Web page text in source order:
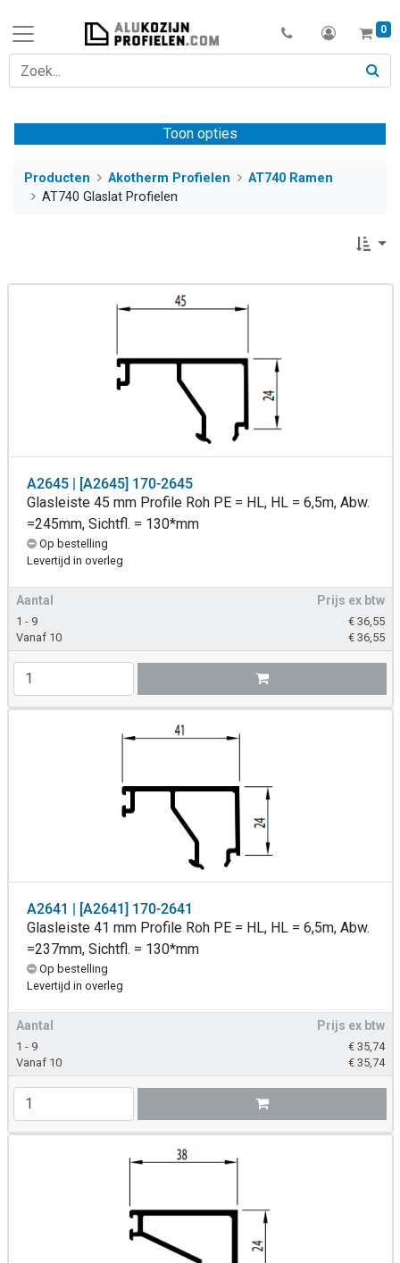
0
Toon opties
Producten Akotherm Profielen
AT740 Ramen
AT740 Glaslat Profielen
A2645 | [A2645] 170-2645
Glasleiste 45 mm Profile Roh PE = HL, HL = 6,5m, Abw.
=245mm, Sichtfl. = 130*mm
Op bestelling
Levertijd in overleg
Aantal Prijs ex btw
1 - 9 € 36,55
Vanaf 10
€ 36,55
A2641 | [A2641] 170-2641
Glasleiste 41 mm Profile Roh PE = HL, HL = 6,5m, Abw.
=237mm, Sichtfl. = 130*mm
Op bestelling
Levertijd in overleg
Aantal Prijs ex btw
1 - 9 € 35,74
Vanaf 10
€ 35,74